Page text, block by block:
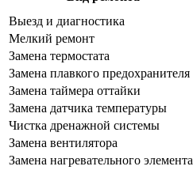
Выезд и диагностика
Мелкий ремонт
Замена термостата
Замена плавкого предохранителя
Замена таймера оттайки
Замена датчика температуры
Чистка дренажной системы
Замена вентилятора
Замена нагревательного элемента